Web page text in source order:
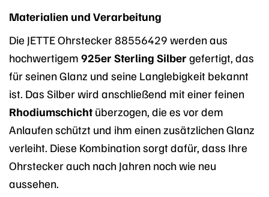
Materialien und Verarbeitung
Die JETTE Ohrstecker 88556429 werden aus
hochwertigem 925er Sterling Silber gefertigt, das
für seinen Glanz und seine Langlebigkeit bekannt
ist. Das Silber wird anschließend mit einer feinen
Rhodiumschicht überzogen, die es vor dem
Anlaufen schützt und ihm einen zusätzlichen Glanz
verleiht. Diese Kombination sorgt dafür, dass Ihre
Ohrstecker auch nach Jahren noch wie neu
aussehen.